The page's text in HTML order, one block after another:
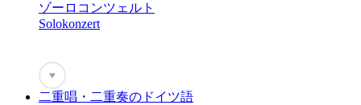
ゾーロコンツェルト
Solokonzert
♥
二重唱・二重奏のドイツ語